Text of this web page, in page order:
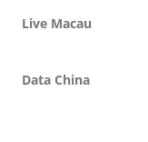
Live Macau
Data China